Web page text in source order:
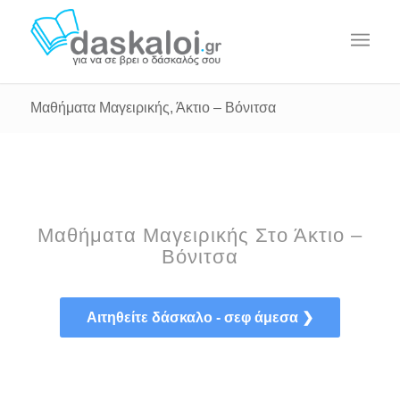
Μαθήματα Μαγειρικής, Άκτιο – Βόνιτσα
Μαθήματα Μαγειρικής Στο Άκτιο –
Βόνιτσα
Αιτηθείτε δάσκαλο - σεφ άμεσα ❯